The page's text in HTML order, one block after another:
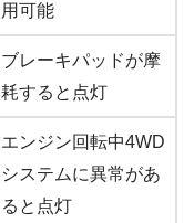
用可能
ブレーキパッドが摩
耗すると点灯
エンジン回転中4WD
システムに異常があ
ると点灯